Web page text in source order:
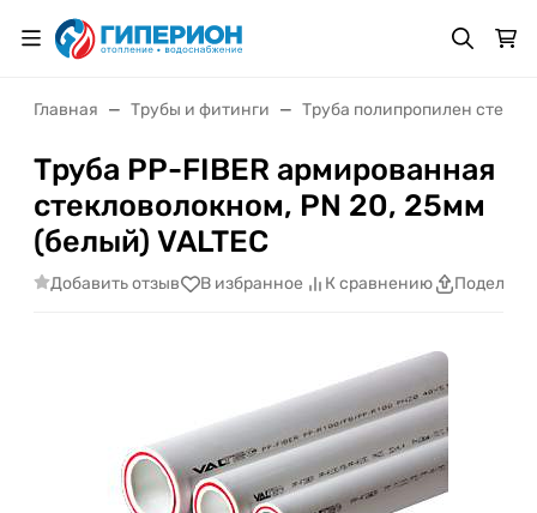
Главная Трубы и фитинги Труба полипропилен
Труба РР-FIBER армированная
стекловолокном, PN 20, 25мм
(белый) VALTEC
Добавить отзыв В избранное К сравнению